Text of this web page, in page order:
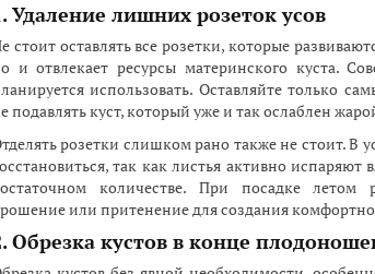
Удаление лишних розеток усов
стоит оставлять все розетки, которые
и отвлекает ресурсы материнского куста.
использовать. Оставляйте только
подавлять куст, который уже и так ослаблен
розетки слишком рано также не стоит. В
так как листья активно испаряют
количестве. При посадке летом
или притенение для создания
Обрезка кустов в конце